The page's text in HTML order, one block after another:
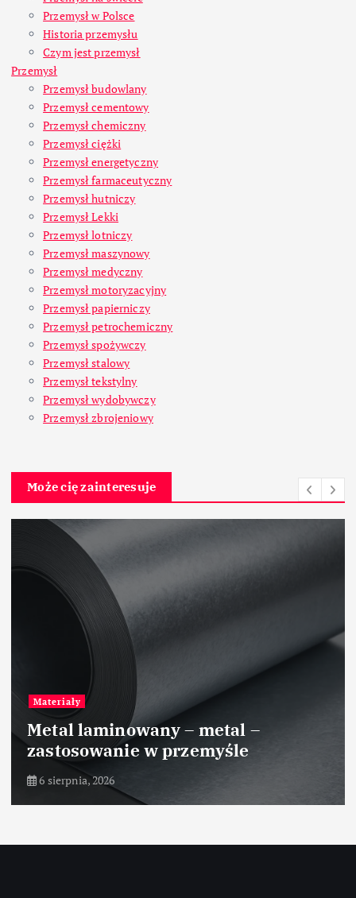
Przemysł w Polsce
Historia przemysłu
Czym jest przemysł
Przemysł
Przemysł budowlany
Przemysł cementowy
Przemysł chemiczny
Przemysł ciężki
Przemysł energetyczny
Przemysł farmaceutyczny
Przemysł hutniczy
Przemysł Lekki
Przemysł lotniczy
Przemysł maszynowy
Przemysł medyczny
Przemysł motoryzacyjny
Przemysł papierniczy
Przemysł petrochemiczny
Przemysł spożywczy
Przemysł stalowy
Przemysł tekstylny
Przemysł wydobywczy
Przemysł zbrojeniowy
Może cię zainteresuje
Materiały
Metal laminowany – metal –
zastosowanie w przemyśle
6 sierpnia, 2026